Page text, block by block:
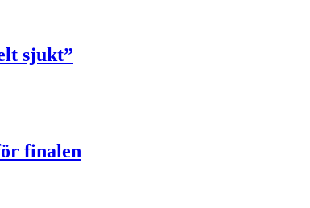
sjukt”
finalen